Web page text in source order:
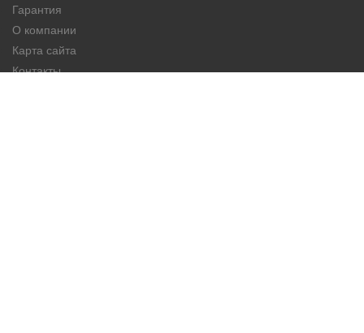
Гарантия
О компании
Карта сайта
Контакты